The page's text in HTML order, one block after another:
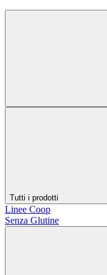
Tutti i prodotti
Linee Coop
Senza Glutine